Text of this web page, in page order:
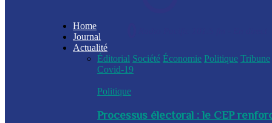
Home
Journal
Actualité
Éditorial Société Économie Politique Tribune
Covid-19
Politique
Processus électoral : le CEP